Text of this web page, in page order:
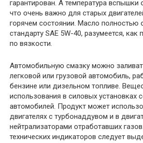
гарантирован. А температура вспышки
что очень важно для старых
горячем состоянии. Масло полностью
стандарту SAE 5W-40, разумеется, как
по вязкости.
Автомобильную смазку можно
легковой или грузовой автомобиль,
бензине или дизельном топливе.
использования в силовых установках
автомобилей. Продукт может
двигателях с турбонаддувом и в
нейтрализаторами отработавших
технических индикаторов следует